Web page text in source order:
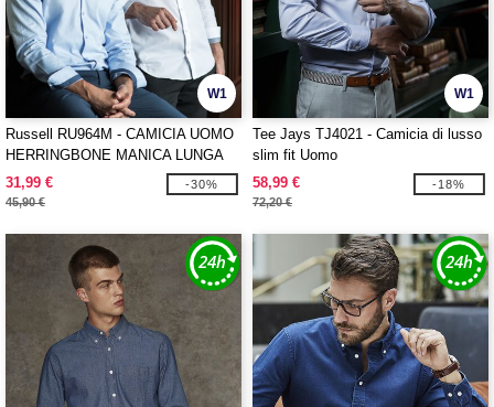
W1
Russell RU964M - CAMICIA UOMO
HERRINGBONE MANICA LUNGA
31,99 €
45,90 €
-30%
W1
Tee Jays TJ4021 - Camicia di lusso
slim fit Uomo
58,99 €
72,20 €
-18%